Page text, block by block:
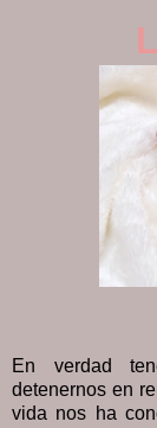
En verdad
detenernos en
vida nos ha